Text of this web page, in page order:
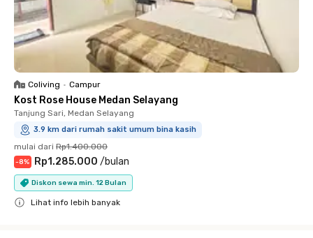
Coliving • Campur
Kost Rose House Medan Selayang
Tanjung Sari, Medan Selayang
3.9 km dari rumah sakit umum bina kasih
mulai dari Rp1.400.000
-8% Rp1.285.000 /bulan
Diskon sewa min. 12 Bulan
Lihat info lebih banyak